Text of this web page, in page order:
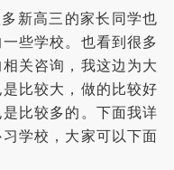
新高三的家长同学也
些学校。也看到很多
关咨询，我这边为大
比较大，做的比较好
比较多的。下面我详
学校，大家可以下面